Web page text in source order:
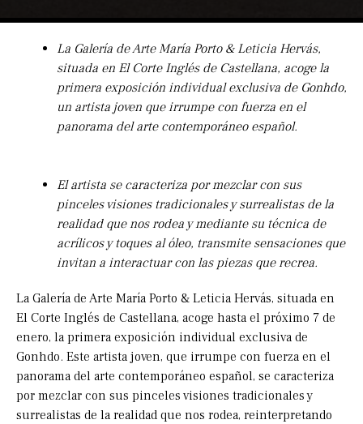
La Galería de Arte María Porto & Leticia Hervás,
situada en El Corte Inglés de Castellana, acoge la
primera exposición individual exclusiva de Gonhdo,
un artista joven que irrumpe con fuerza en el
panorama del arte contemporáneo español.
El artista se caracteriza por mezclar con sus
pinceles visiones tradicionales y surrealistas de la
realidad que nos rodea y mediante su técnica de
acrílicos y toques al óleo, transmite sensaciones que
invitan a interactuar con las piezas que recrea.
La Galería de Arte María Porto & Leticia Hervás, situada en
El Corte Inglés de Castellana, acoge hasta el próximo 7 de
enero, la primera exposición individual exclusiva de
Gonhdo. Este artista joven, que irrumpe con fuerza en el
panorama del arte contemporáneo español, se caracteriza
por mezclar con sus pinceles visiones tradicionales y
surrealistas de la realidad que nos rodea, reinterpretando